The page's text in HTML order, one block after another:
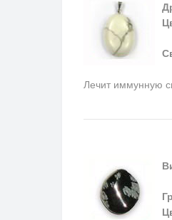
Лечит иммунную